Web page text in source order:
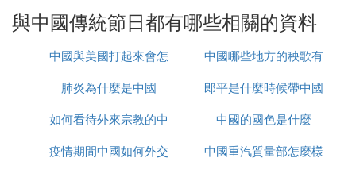
前後綿延兩千餘年，曾被稱為中國民間第一大祭日。
寒食節是中國傳統節日中唯一以飲食習俗來命名的節
在這段無火的時間里，人們必須准備足夠的熟食以冷
食度日，即為「寒食」，故而得名「寒食節」。
5. 清明節——（公歷4月5日前後）
與中國傳統節日都有哪些相關的資料
中國與美國打起來會怎
麼樣
中國哪些地方的秧歌有
名
肺炎為什麼是中國
郎平是什麼時候帶中國
女排的
如何看待外來宗教的中
國化
中國的國色是什麼
疫情期間中國如何外交
中國重汽質量部怎麼樣